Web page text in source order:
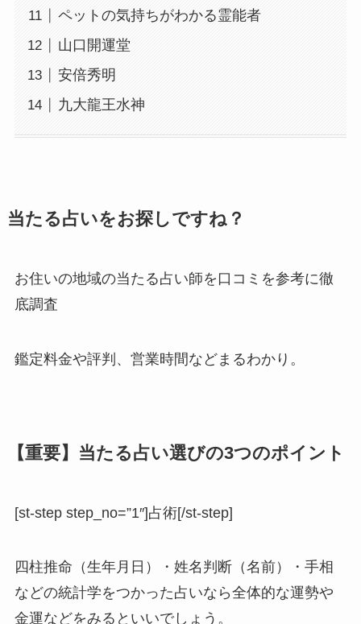
ペットの気持ちがわかる霊能者
山口開運堂
安倍秀明
九大龍王水神
当たる占いをお探しですね？
お住いの地域の当たる占い師を口コミを参考に徹
底調査
鑑定料金や評判、営業時間などまるわかり。
【重要】当たる占い選びの3つのポイント
[st-step step_no=”1″]占術[/st-step]
四柱推命（生年月日）・姓名判断（名前）・手相
などの統計学をつかった占いなら全体的な運勢や
金運などをみるといいでしょう。